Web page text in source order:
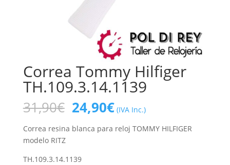
Correa Tommy Hilfiger
TH.109.3.14.1139
31,90€ El
precio
original
31,90€.
24,90€El
precio
actual
(IVA Inc.)
Correa resina blanca para reloj TOMMY HILFIGER
modelo RITZ
TH.109.3.14.1139